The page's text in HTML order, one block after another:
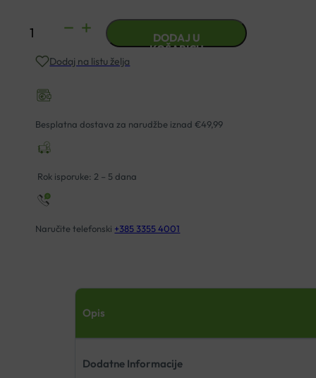
NUXE
PRODIGIEUSE
FLORALE
SUHO
50ML
količina
DODAJ U
KOŠARICU
Dodaj na listu želja
Besplatna dostava za narudžbe iznad €49,99
Rok isporuke: 2 – 5 dana
Naručite telefonski +385 3355 4001
Opis
Dodatne Informacije